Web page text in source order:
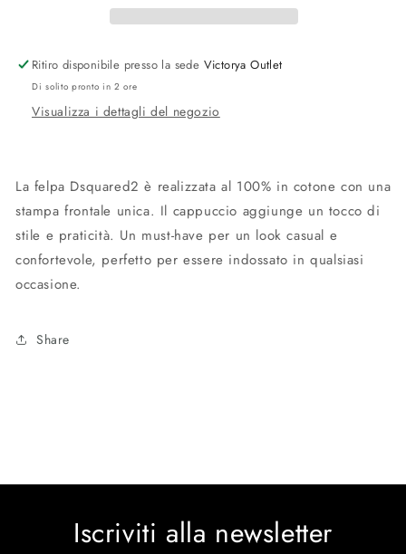
Ritiro disponibile presso la sede Victorya Outlet
Di solito pronto in 2 ore
Visualizza i dettagli del negozio
La felpa Dsquared2 è realizzata al 100% in cotone con una
stampa frontale unica. Il cappuccio aggiunge un tocco di
stile e praticità. Un must-have per un look casual e
confortevole, perfetto per essere indossato in qualsiasi
occasione.
Share
Iscriviti alla newsletter